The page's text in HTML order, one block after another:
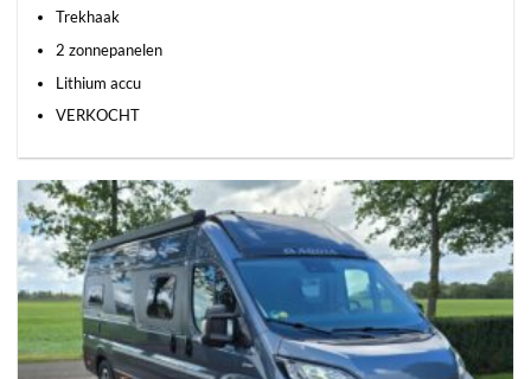
Trekhaak
2 zonnepanelen
Lithium accu
VERKOCHT